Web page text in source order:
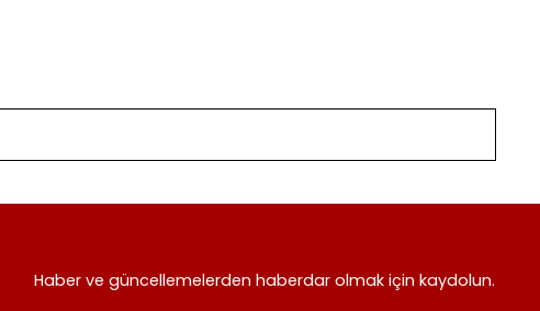
Haber ve güncellemelerden haberdar olmak için kaydolun.